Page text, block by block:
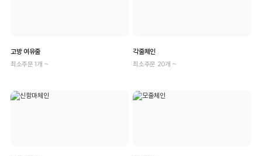
고방 여유줄
최소주문 1개 ~
각줄체인
최소주문 20개 ~